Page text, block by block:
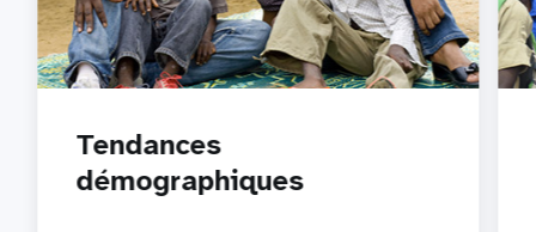
Tendances
démographiques